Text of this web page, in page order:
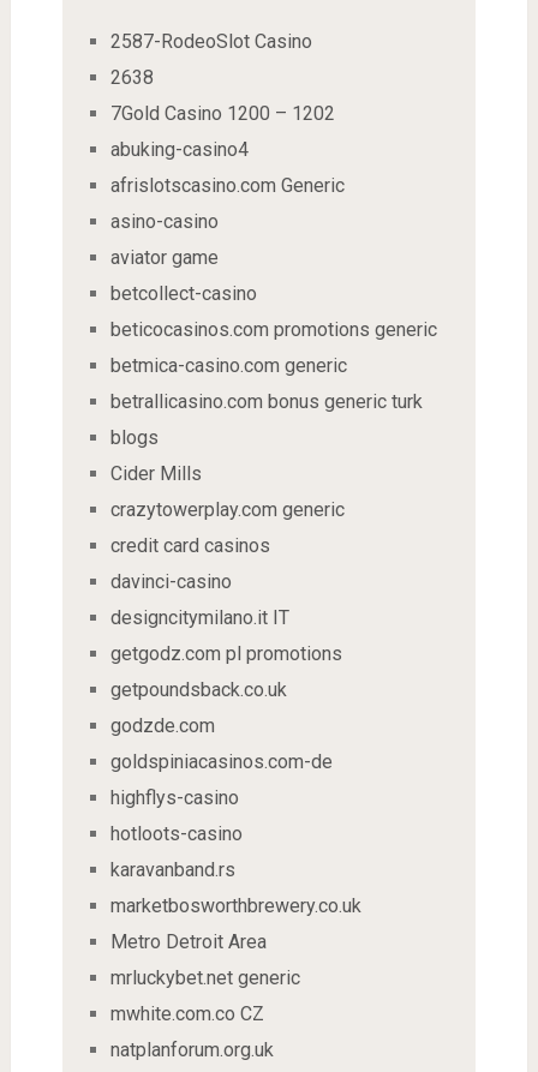
2587-RodeoSlot Casino
2638
7Gold Casino 1200 – 1202
abuking-casino4
afrislotscasino.com Generic
asino-casino
aviator game
betcollect-casino
beticocasinos.com promotions generic
betmica-casino.com generic
betrallicasino.com bonus generic turk
blogs
Cider Mills
crazytowerplay.com generic
credit card casinos
davinci-casino
designcitymilano.it IT
getgodz.com pl promotions
getpoundsback.co.uk
godzde.com
goldspiniacasinos.com-de
highflys-casino
hotloots-casino
karavanband.rs
marketbosworthbrewery.co.uk
Metro Detroit Area
mrluckybet.net generic
mwhite.com.co CZ
natplanforum.org.uk